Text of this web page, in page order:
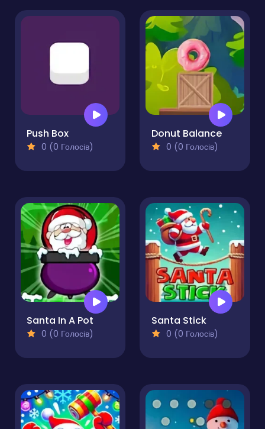
Push Box
0 (0 Голосів)
Donut Balance
0 (0 Голосів)
Santa In A Pot
0 (0 Голосів)
Santa Stick
0 (0 Голосів)